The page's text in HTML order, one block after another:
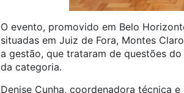
O evento, promovido em Belo
situadas em Juiz de Fora, Montes
a gestão, que trataram de questões
da categoria.
Denise Cunha, coordenadora técnica